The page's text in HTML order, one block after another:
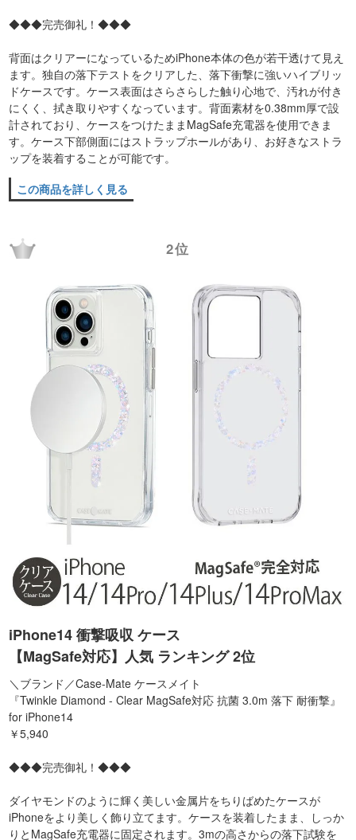
◆◆◆完売御礼！◆◆◆
背面はクリアーになっているためiPhone本体の色が若干透けて見え
ます。独自の落下テストをクリアした、落下衝撃に強いハイブリッ
ドケースです。ケース表面はさらさらした触り心地で、汚れが付き
にくく、拭き取りやすくなっています。背面素材を0.38mm厚で設
計されており、ケースをつけたままMagSafe充電器を使用できま
す。ケース下部側面にはストラップホールがあり、お好きなストラ
ップを装着することが可能です。
この商品を詳しく見る
2位
iPhone14 衝撃吸収 ケース
【MagSafe対応】人気 ランキング 2位
＼ブランド／Case-Mate ケースメイト
『Twinkle Diamond - Clear MagSafe対応 抗菌 3.0m 落下 耐衝撃』
for iPhone14
￥5,940
◆◆◆完売御礼！◆◆◆
ダイヤモンドのように輝く美しい金属片をちりばめたケースが
iPhoneをより美しく飾り立てます。ケースを装着したまま、しっか
りとMagSafe充電器に固定されます。3mの高さからの落下試験を